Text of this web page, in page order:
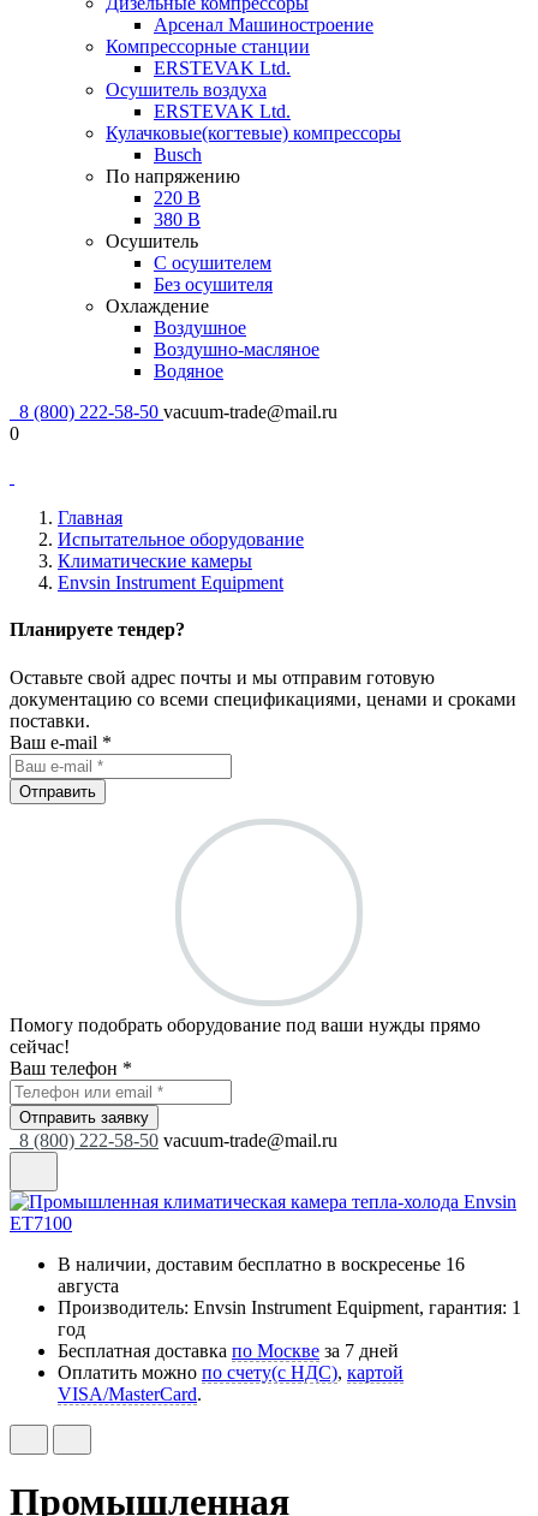
Арсенал Машиностроение
Компрессорные станции
ERSTEVAK Ltd.
Осушитель воздуха
ERSTEVAK Ltd.
Кулачковые(когтевые) компрессоры
Busch
По напряжению
220 В
380 В
Осушитель
С осушителем
Без осушителя
Охлаждение
Воздушное
Воздушно-масляное
Водяное
8 (800) 222-58-50 vacuum-trade@mail.ru
0
Главная
Испытательное оборудование
Климатические камеры
Envsin Instrument Equipment
Планируете тендер?
Оставьте свой адрес почты и мы отправим готовую
документацию со всеми спецификациями, ценами и сроками
поставки.
Ваш e-mail *
Отправить
Помогу подобрать оборудование под ваши нужды прямо
сейчас!
Ваш телефон *
Отправить заявку
8 (800) 222-58-50 vacuum-trade@mail.ru
В наличии, доставим бесплатно в воскресенье 16
августа
Производитель: Envsin Instrument Equipment, гарантия: 1
год
Бесплатная доставка по Москве за 7 дней
Оплатить можно по счету(с НДС), картой
VISA/MasterCard.
Промышленная